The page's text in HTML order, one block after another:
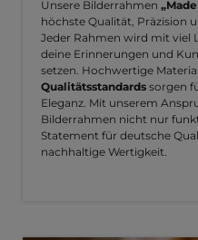
Unsere Bilderrahmen
höchste Qualität, Präzision
Jeder Rahmen wird mit viel
deine Erinnerungen und
setzen. Hochwertige
Qualitätsstandards sorgen
Eleganz. Mit unserem
Bilderrahmen nicht nur
Statement für deutsche
nachhaltige Wertigkeit.